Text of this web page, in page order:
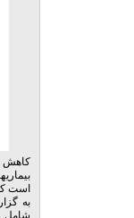
کاهش
است